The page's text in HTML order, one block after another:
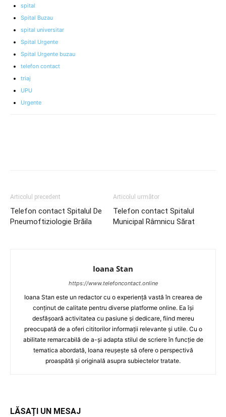
spital
Spital Buzau
spital universitar
Spital Urgente
Spital Urgente buzau
telefon contact
triaj
UPU
Urgente
Articolul precedent
Telefon contact Spitalul De
Pneumoftiziologie Brăila
Articolul următor
Telefon contact Spitalul
Municipal Râmnicu Sărat
Ioana Stan
https://www.telefoncontact.online
Ioana Stan este un redactor cu o experiență vastă în crearea de
conținut de calitate pentru diverse platforme online. Ea își
desfășoară activitatea cu pasiune și dedicare, fiind mereu
preocupată de a oferi cititorilor informații relevante și utile. Cu o
abilitate remarcabilă de a-și adapta stilul de scriere în funcție de
tematica abordată, Ioana reușește să ofere o perspectivă
proaspătă și originală asupra subiectelor tratate.
LĂSAȚI UN MESAJ